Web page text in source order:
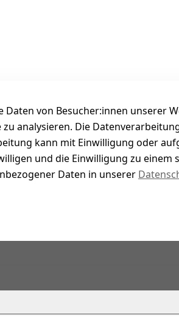
von Besucher:innen unserer
analysieren. Die
kann mit Einwilligung oder
und die Einwilligung zu einem
Daten in unserer